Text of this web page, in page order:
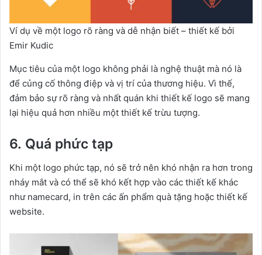
Ví dụ về một logo rõ ràng và dễ nhận biết – thiết kế bởi
Emir Kudic
Mục tiêu của một logo không phải là nghệ thuật mà nó là
để củng cố thông điệp và vị trí của thương hiệu. Vì thế,
đảm bảo sự rõ ràng và nhất quán khi thiết kế logo sẽ mang
lại hiệu quả hơn nhiều một thiết kế trừu tượng.
6. Quá phức tạp
Khi một logo phức tạp, nó sẽ trở nên khó nhận ra hơn trong
nháy mắt và có thể sẽ khó kết hợp vào các thiết kế khác
như namecard, in trên các ấn phẩm quà tặng hoặc thiết kế
website.